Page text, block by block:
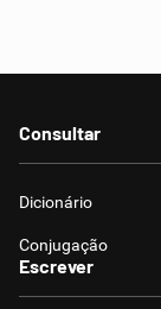
Consultar
Dicionário
Conjugação
Escrever